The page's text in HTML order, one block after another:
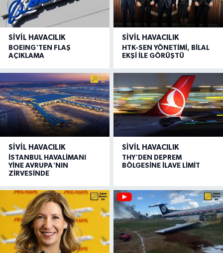
SIVIL HAVACILIK
BOEING'TEN FLAŞ
AÇIKLAMA
SIVIL HAVACILIK
HTK-SEN YÖNETİMİ, BİLAL
EKŞİ İLE GÖRÜŞTÜ
SIVIL HAVACILIK
İSTANBUL HAVALİMANI
YİNE AVRUPA'NIN
ZİRVESİNDE
SIVIL HAVACILIK
THY'DEN DEPREM
BÖLGESİNE İLAVE LİMİT